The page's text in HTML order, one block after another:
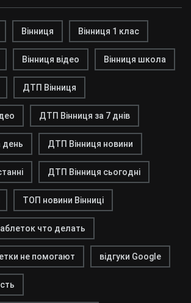
Вінниця Вінниця 1 клас
Вінниця відео Вінниця школа
ДТП Вінниця
ДТП Вінниця за 7 днів
день ДТП Вінниця новини
ДТП Вінниця сьогодні
ТОП новини Вінниці
что делать
не помогают відгуки Google